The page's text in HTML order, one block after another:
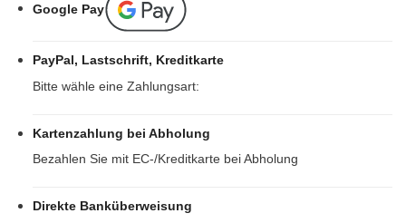
Google Pay
PayPal, Lastschrift, Kreditkarte
Bitte wähle eine Zahlungsart:
Kartenzahlung bei Abholung
Bezahlen Sie mit EC-/Kreditkarte bei Abholung
Direkte Banküberweisung